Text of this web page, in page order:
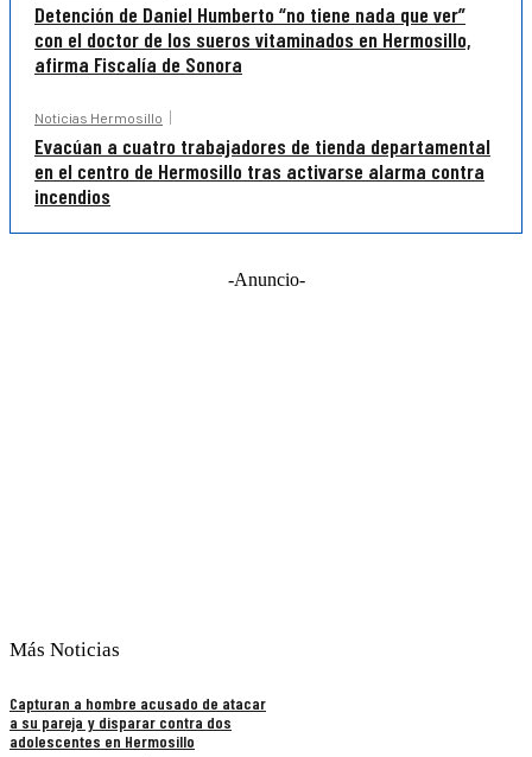
Detención de Daniel Humberto “no tiene nada que ver”
con el doctor de los sueros vitaminados en Hermosillo,
afirma Fiscalía de Sonora
Noticias Hermosillo
Evacúan a cuatro trabajadores de tienda departamental
en el centro de Hermosillo tras activarse alarma contra
incendios
-Anuncio-
Más Noticias
Capturan a hombre acusado de atacar
a su pareja y disparar contra dos
adolescentes en Hermosillo